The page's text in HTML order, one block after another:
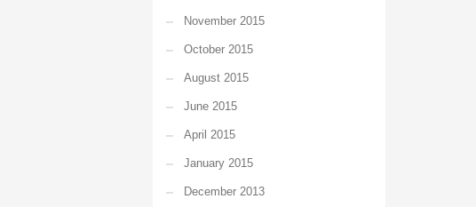
November 2015
October 2015
August 2015
June 2015
April 2015
January 2015
December 2013